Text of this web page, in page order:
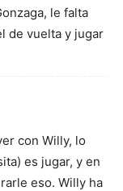
le falta
de vuelta y jugar
con Willy, lo
es jugar, y en
eso. Willy ha